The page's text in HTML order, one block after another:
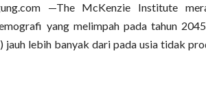
—The McKenzie Institute
yang melimpah pada tahun
lebih banyak dari pada usia tidak